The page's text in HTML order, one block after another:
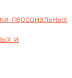
персональных
и